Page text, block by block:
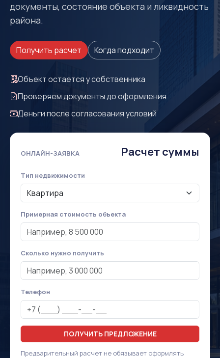
документы, состояние объекта и ликвидность
района.
Получить расчет Когда подходит
Объект остается у собственника
Проверяем документы до оформления
Деньги после согласования условий
ОНЛАЙН-ЗАЯВКА Расчет суммы
Тип недвижимости
Примерная стоимость объекта
Сколько нужно получить
Телефон
ПОЛУЧИТЬ ПРЕДЛОЖЕНИЕ
Предварительный расчет не обязывает оформлять